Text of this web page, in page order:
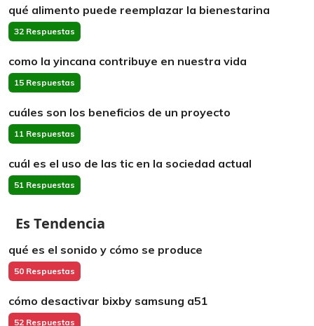
qué alimento puede reemplazar la bienestarina
32 Respuestas
como la yincana contribuye en nuestra vida
15 Respuestas
cuáles son los beneficios de un proyecto
11 Respuestas
cuál es el uso de las tic en la sociedad actual
51 Respuestas
Es Tendencia
qué es el sonido y cómo se produce
50 Respuestas
cómo desactivar bixby samsung a51
52 Respuestas